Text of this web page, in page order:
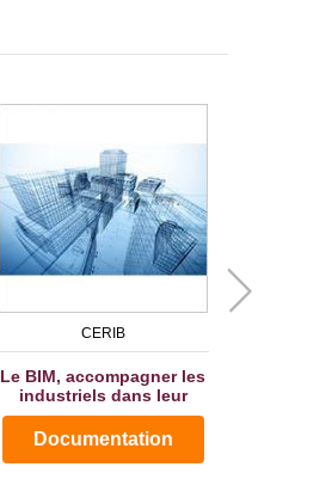
CERIB
Le BIM, accompagner les
industriels dans leur
intégration du BIM -...
Documentation